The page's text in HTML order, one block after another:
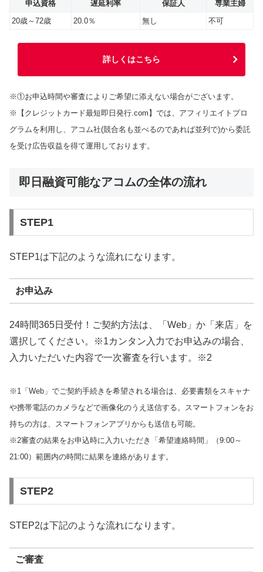
申込資格 遅延利率 保証人
専業主婦
20歳～72歳
20.0％ 無し 不可
詳しくはこちら
※①お申込時間や審査によりご希望に添えない場合がございます。
※【クレジットカード最短即日発行.com】では、アフィリエイトプロ
グラムを利用し、アコム社(競合名も並べるのであれば並列で)から委託
を受け広告収益を得て運用しております。
即日融資可能なアコムの全体の流れ
STEP1
STEP1は下記のような流れになります。
お申込み
24時間365日受付！ご契約方法は、「Web」か「来店」を
選択してください。※1カンタン入力でお申込みの場合、
入力いただいた内容で一次審査を行います。※2
※1「Web」でご契約手続きを希望される場合は、必要書類をスキャナ
や携帯電話のカメラなどで画像化のうえ送信する。スマートフォンをお
持ちの方は、スマートフォンアプリからも送信も可能。
※2審査の結果をお申込時に入力いただき「希望連絡時間」（9:00～
21:00）範囲内の時間に結果を連絡があります。
STEP2
STEP2は下記のような流れになります。
ご審査